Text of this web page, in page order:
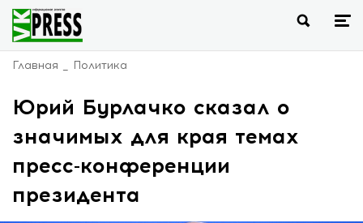
Главная Политика
Юрий Бурлачко сказал о
значимых для края темах
пресс-конференции
президента